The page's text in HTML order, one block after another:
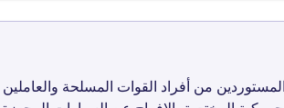
من أفراد القوات المسلحة والعاملين